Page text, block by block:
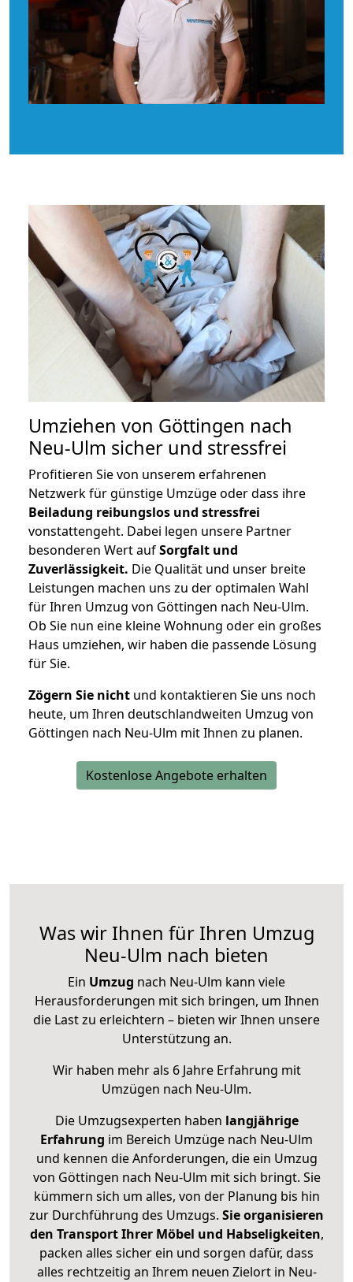
Umziehen von Göttingen nach
Neu-Ulm sicher und stressfrei
Profitieren Sie von unserem erfahrenen
Netzwerk für günstige Umzüge oder dass ihre
Beiladung reibungslos und stressfrei
vonstattengeht. Dabei legen unsere Partner
besonderen Wert aufSorgfalt und
Zuverlässigkeit. Die Qualität und unser breite
Leistungen machen uns zu der optimalen Wahl
für Ihren Umzug von Göttingen nach Neu-Ulm.
Ob Sie nun eine kleine Wohnung oder ein großes
Haus umziehen, wir haben die passende Lösung
für Sie.
Zögern Sie nicht und kontaktieren Sie uns noch
heute, um Ihren deutschlandweiten Umzug von
Göttingen nach Neu-Ulm mit Ihnen zu planen.
Kostenlose Angebote erhalten
Was wir Ihnen für Ihren Umzug
Neu-Ulm nach bieten
Ein Umzug nach Neu-Ulm kann viele
Herausforderungen mit sich bringen, um Ihnen
die Last zu erleichtern – bieten wir Ihnen unsere
Unterstützung an.
Wir haben mehr als 6 Jahre Erfahrung mit
Umzügen nach Neu-Ulm.
Die Umzugsexperten haben langjährige
Erfahrung im Bereich Umzüge nach Neu-Ulm
und kennen die Anforderungen, die ein Umzug
von Göttingen nach Neu-Ulm mit sich bringt. Sie
kümmern sich um alles, von der Planung bis hin
zur Durchführung des Umzugs. Sie organisieren
den Transport Ihrer Möbel und Habseligkeiten,
packen alles sicher ein und sorgen dafür, dass
alles rechtzeitig an Ihrem neuen Zielort in Neu-